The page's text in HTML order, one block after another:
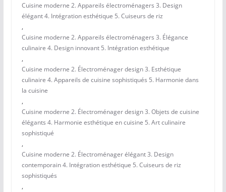
Cuisine moderne 2. Appareils électroménagers 3. Design
élégant 4. Intégration esthétique 5. Cuiseurs de riz
,
Cuisine moderne 2. Appareils électroménagers 3. Élégance
culinaire 4. Design innovant 5. Intégration esthétique
,
Cuisine moderne 2. Électroménager design 3. Esthétique
culinaire 4. Appareils de cuisine sophistiqués 5. Harmonie dans
la cuisine
,
Cuisine moderne 2. Électroménager design 3. Objets de cuisine
élégants 4. Harmonie esthétique en cuisine 5. Art culinaire
sophistiqué
,
Cuisine moderne 2. Électroménager élégant 3. Design
contemporain 4. Intégration esthétique 5. Cuiseurs de riz
sophistiqués
,